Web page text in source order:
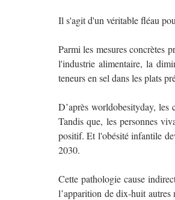
Il s'agit d'un véritable fléau
Parmi les mesures concrètes
l'industrie alimentaire, la
teneurs en sel dans les plats
D’après worldobesityday,
Tandis que, les personnes
positif. Et l'obésité infantile
2030.
Cette pathologie cause
l’apparition de dix-huit